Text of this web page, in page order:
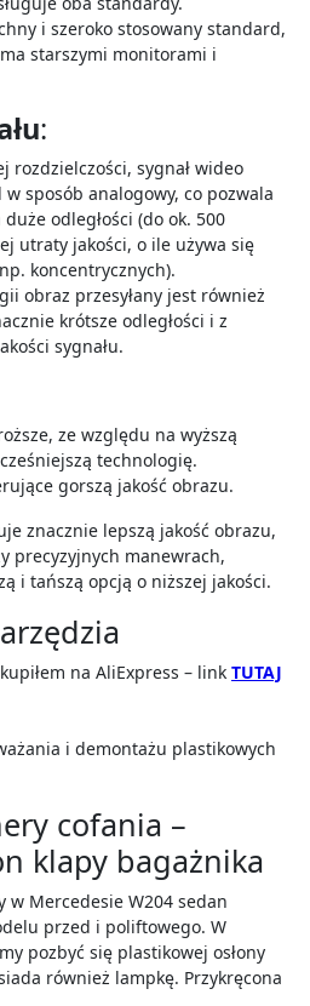
i szeroko stosowany standard,
starszymi monitorami i
:
rozdzielczości, sygnał wideo
w sposób analogowy, co pozwala
odległości (do ok. 500
utraty jakości, o ile używa się
koncentrycznych).
obraz przesyłany jest również
krótsze odległości i z
sygnału.
ze względu na wyższą
technologię.
gorszą jakość obrazu.
znacznie lepszą jakość obrazu,
precyzyjnych manewrach,
i tańszą opcją o niższej jakości.
na AliExpress – link TUTAJ
i demontażu plastikowych
cofania –
klapy bagażnika
w Mercedesie W204 sedan
przed i poliftowego. W
pozbyć się plastikowej osłony
również lampkę. Przykręcona